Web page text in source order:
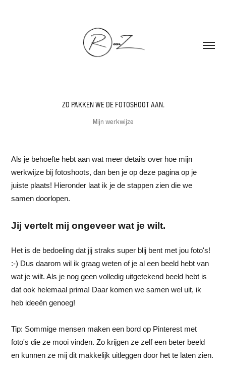
ZO PAKKEN WE DE FOTOSHOOT AAN.
Mijn werkwijze
Als je behoefte hebt aan wat meer details over hoe mijn
werkwijze bij fotoshoots, dan ben je op deze pagina op je
juiste plaats! Hieronder laat ik je de stappen zien die we
samen doorlopen.
Jij vertelt mij ongeveer wat je wilt.
Het is de bedoeling dat jij straks super blij bent met jou foto's!
:-) Dus daarom wil ik graag weten of je al een beeld hebt van
wat je wilt. Als je nog geen volledig uitgetekend beeld hebt is
dat ook helemaal prima! Daar komen we samen wel uit, ik
heb ideeën genoeg!
Tip: Sommige mensen maken een bord op Pinterest met
foto's die ze mooi vinden. Zo krijgen ze zelf een beter beeld
en kunnen ze mij dit makkelijk uitleggen door het te laten zien.